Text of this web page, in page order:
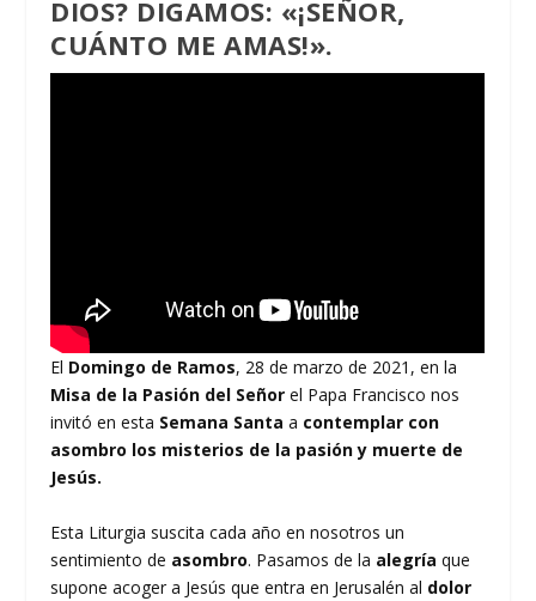
DIOS? DIGAMOS: «¡SEÑOR,
CUÁNTO ME AMAS!».
El Domingo de Ramos, 28 de marzo de 2021, en la
Misa de la Pasión del Señor el Papa Francisco nos
invitó en esta Semana Santa a contemplar con
asombro los misterios de la pasión y muerte de
Jesús.
Esta Liturgia suscita cada año en nosotros un
sentimiento de asombro. Pasamos de la alegría que
supone acoger a Jesús que entra en Jerusalén al dolor